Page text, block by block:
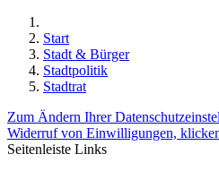
Start
Stadt & Bürger
Stadtpolitik
Stadtrat
Zum Ändern Ihrer
Widerruf von Einwilligungen,
Seitenleiste Links